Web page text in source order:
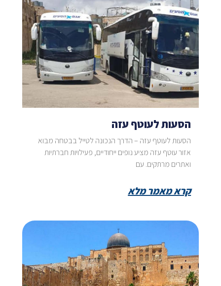
הסעות לעוטף עזה
הסעות לעוטף עזה – הדרך הנכונה לטייל בבטחה מבוא
אזור עוטף עזה מציע נופים ייחודיים, פעילויות חברתיות
ואתרים מרתקים. עם
קרא מאמר מלא